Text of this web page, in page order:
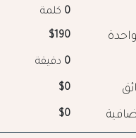
0 كلمة
$190
0 دقيقة
$0
$0